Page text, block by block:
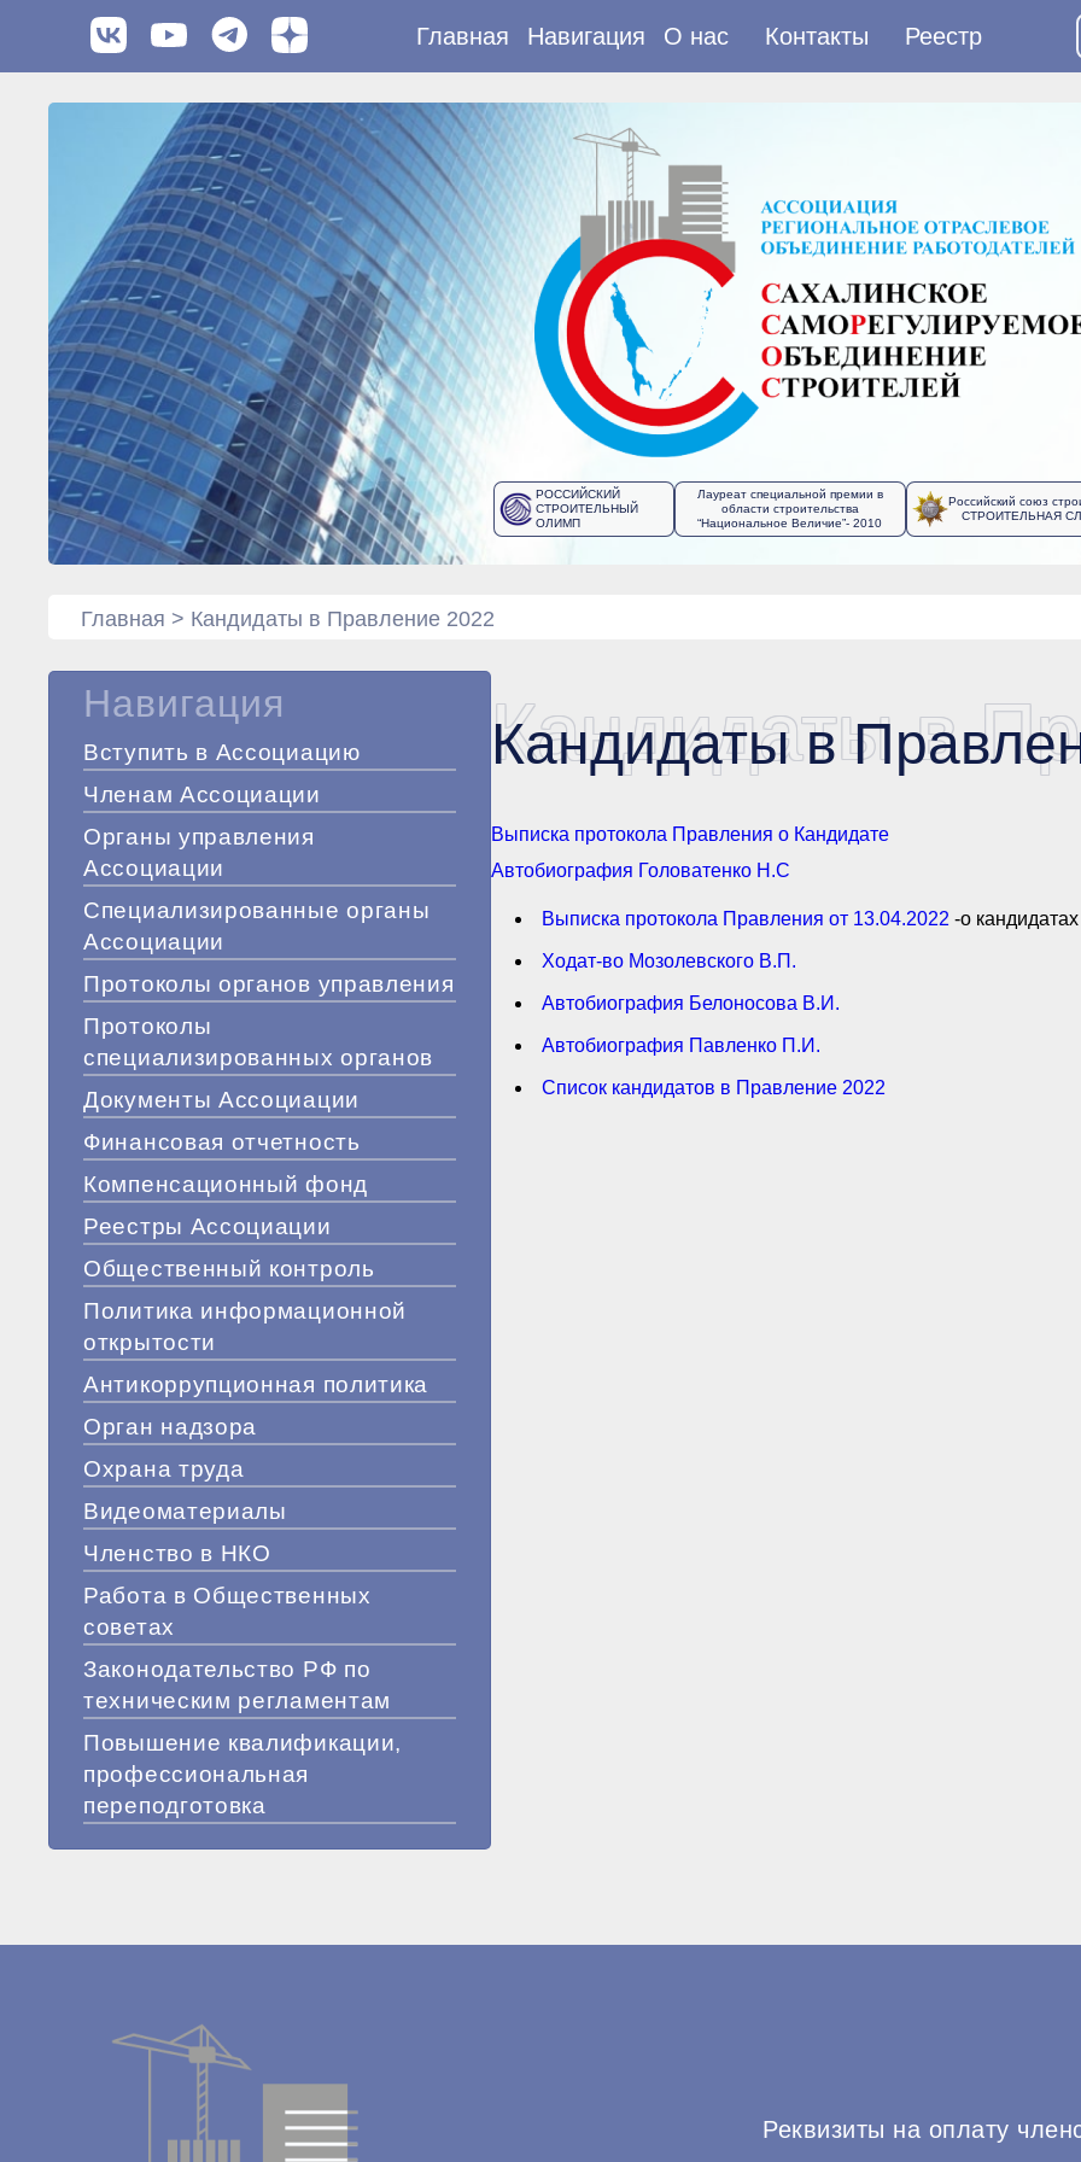
Главная Навигация О нас Контакты Реестр
РОССИЙСКИЙ
СТРОИТЕЛЬНЫЙ
ОЛИМП
Лауреат специальной премии в
области строительства
“Национальное Величие”- 2010
Российский союз
СТРОИТЕЛЬНАЯ
Главная > Кандидаты в Правление 2022
Навигация
Вступить в Ассоциацию
Членам Ассоциации
Органы управления
Ассоциации
Специализированные органы
Ассоциации
Протоколы органов управления
Протоколы
специализированных органов
Документы Ассоциации
Финансовая отчетность
Компенсационный фонд
Реестры Ассоциации
Общественный контроль
Политика информационной
открытости
Антикоррупционная политика
Орган надзора
Охрана труда
Видеоматериалы
Членство в НКО
Работа в Общественных
советах
Законодательство РФ по
техническим регламентам
Повышение квалификации,
профессиональная
переподготовка
Кандидаты в
Кандидаты в
Выписка протокола Правления о Кандидате
Автобиография Головатенко Н.С
Выписка протокола Правления от 13.04.2022 -о кандидатах
Ходат-во Мозолевского В.П.
Автобиография Белоносова В.И.
Автобиография Павленко П.И.
Список кандидатов в Правление 2022
Реквизиты на оплату